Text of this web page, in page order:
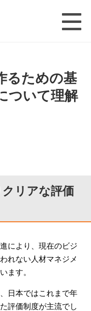
るための基
ついて理解
リアな評価
により、現在のビジ
れない人材マネジメ
ます。
日本ではこれまで年
評価制度が主流でし